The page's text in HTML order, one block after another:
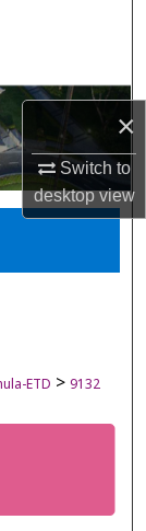
×
Switch to
desktopview
ETD > 9132